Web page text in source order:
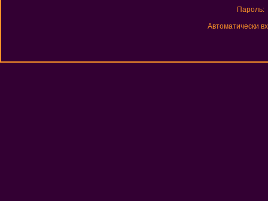
Пароль:
Автоматически